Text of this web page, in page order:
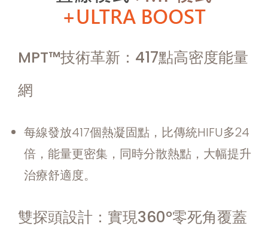
MPT™技術革新：417點高密度能量
網
每線發放417個熱凝固點，比傳統HIFU多24
倍，能量更密集，同時分散熱點，大幅提升
治療舒適度。
雙探頭設計：實現360°零死角覆蓋